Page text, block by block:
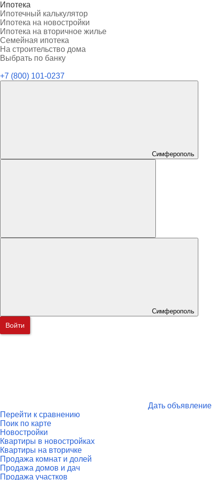
Ипотека
Ипотечный калькулятор
Ипотека на новостройки
Ипотека на вторичное жилье
Семейная ипотека
На строительство дома
Выбрать по банку
+7 (800) 101-0237
Симферополь
Симферополь
Войти
Дать объявление
Перейти к сравнению
Поик по карте
Новостройки
Квартиры в новостройках
Квартиры на вторичке
Продажа комнат и долей
Продажа домов и дач
Продажа участков